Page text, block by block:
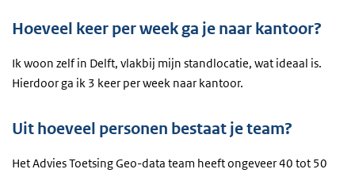
Hoeveel keer per week ga je naar kantoor?
Ik woon zelf in Delft, vlakbij mijn standlocatie, wat ideaal is.
Hierdoor ga ik 3 keer per week naar kantoor.
Uit hoeveel personen bestaat je team?
Het Advies Toetsing Geo-data team heeft ongeveer 40 tot 50